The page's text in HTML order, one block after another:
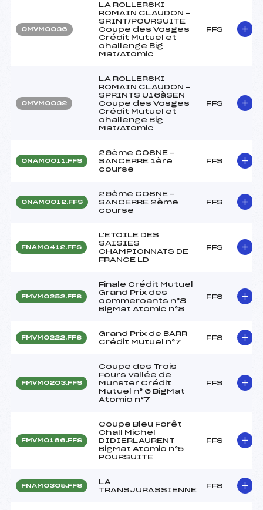
OMVM0036
LA ROLLERSKI
ROMAIN CLAUDON –
SRINT/POURSUITE
Coupe des Vosges
Crédit Mutuel et
challenge Big
Mat/Atomic
FFS
OMVM0032
LA ROLLERSKI
ROMAIN CLAUDON –
SPRINTS U16àSEN
Coupe des Vosges
Crédit Mutuel et
challenge Big
Mat/Atomic
FFS
ONAM0011.FFS
26ème COSNE –
SANCERRE 1ère
course
FFS
ONAM0012.FFS
26ème COSNE –
SANCERRE 2ème
course
FFS
FNAM0412.FFS
L'ETOILE DES
SAISIES
CHAMPIONNATS DE
FRANCE LD
FFS
FMVM0252.FFS
Finale Crédit Mutuel
Grand Prix des
commercants n°8
BigMat Atomic n°8
FFS
FMVM0222.FFS
Grand Prix de BARR
Crédit Mutuel n°7
FFS
FMVM0203.FFS
Coupe des Trois
Fours Vallée de
Munster Crédit
Mutuel n° 6 BigMat
Atomic n°7
FFS
FMVM0166.FFS
Coupe Bleu Forêt
Chall Michel
DIDIERLAURENT
BigMat Atomic n°5
POURSUITE
FFS
FNAM0305.FFS
LA
TRANSJURASSIENNE
FFS